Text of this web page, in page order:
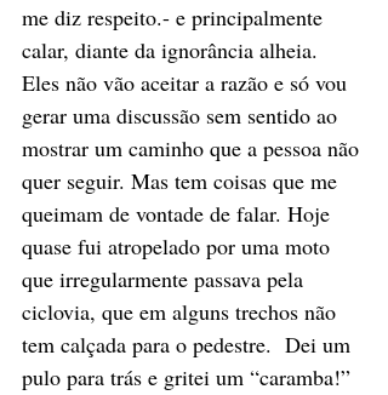
me diz respeito.- e principalmente
calar, diante da ignorância alheia.
Eles não vão aceitar a razão e só vou
gerar uma discussão sem sentido ao
mostrar um caminho que a pessoa não
quer seguir. Mas tem coisas que me
queimam de vontade de falar. Hoje
quase fui atropelado por uma moto
que irregularmente passava pela
ciclovia, que em alguns trechos não
tem calçada para o pedestre.  Dei um
pulo para trás e gritei um “caramba!”